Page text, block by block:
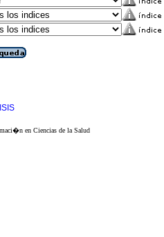
en Ciencias de la Salud